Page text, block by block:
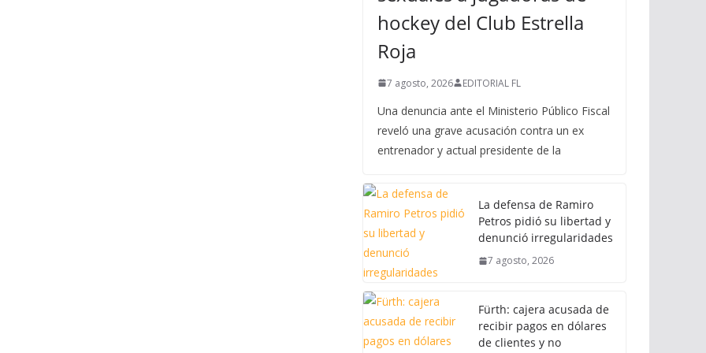
hockey del Club Estrella
Roja
7 agosto, 2026 EDITORIAL FL
Una denuncia ante el Ministerio Público Fiscal
reveló una grave acusación contra un ex
entrenador y actual presidente de la
La defensa de Ramiro
Petros pidió su libertad y
denunció irregularidades
7 agosto, 2026
Fürth: cajera acusada de
recibir pagos en dólares
de clientes y no